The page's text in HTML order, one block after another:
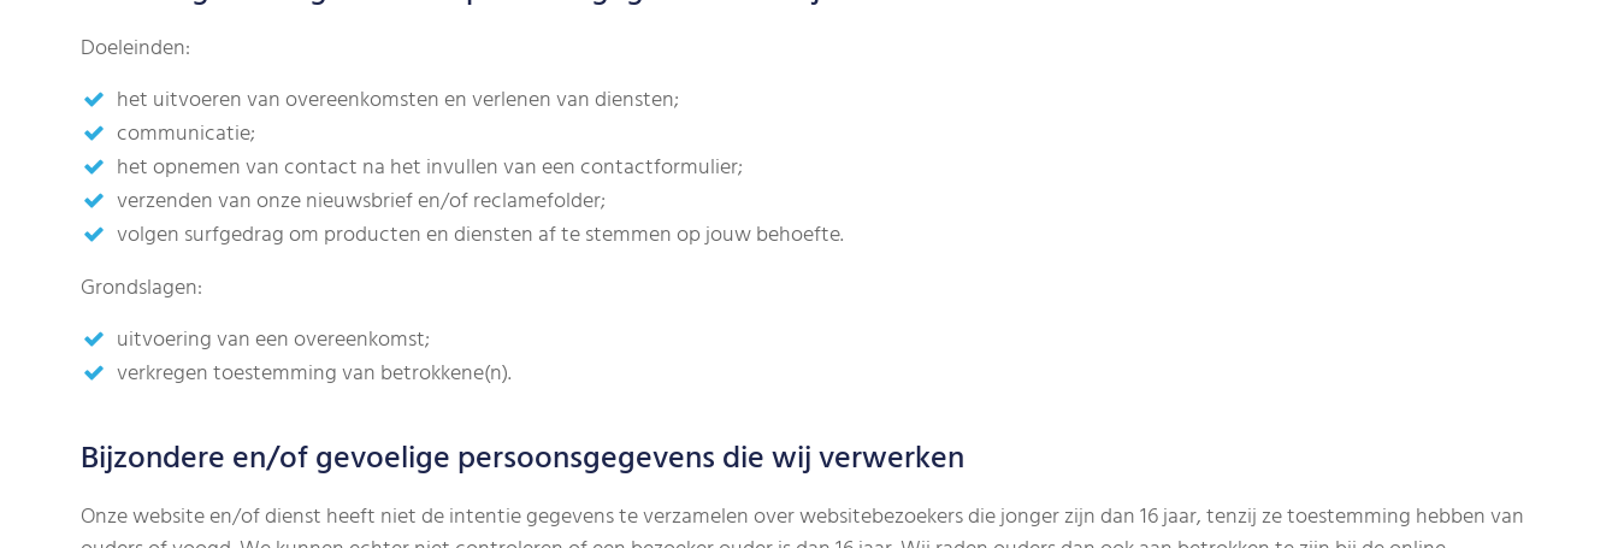
Doeleinden:
het uitvoeren van overeenkomsten en verlenen van diensten;
communicatie;
het opnemen van contact na het invullen van een contactformulier;
verzenden van onze nieuwsbrief en/of reclamefolder;
volgen surfgedrag om producten en diensten af te stemmen op jouw behoefte.
Grondslagen:
uitvoering van een overeenkomst;
verkregen toestemming van betrokkene(n).
Bijzondere en/of gevoelige persoonsgegevens die wij verwerken
Onze website en/of dienst heeft niet de intentie gegevens te verzamelen over websitebezoekers die jonger zijn dan 16 jaar, tenzij ze toestemming hebben van